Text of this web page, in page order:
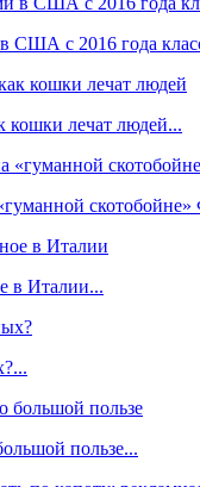
с 2016 года
кошки лечат людей...
в Италии...
пользе...